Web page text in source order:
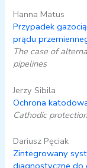
Hanna Matus
Przypadek
prądu
The case of
pipelines
Jerzy Sibila
Ochrona
Cathodic
Dariusz Pęciak
Zintegrowany
diagnostyczne do